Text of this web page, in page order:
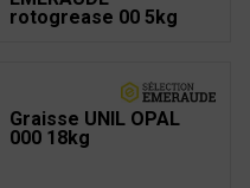
rotogrease 00 5kg
Graisse UNIL OPAL
000 18kg